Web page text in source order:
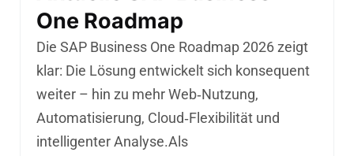
One Roadmap
Die SAP Business One Roadmap 2026 zeigt
klar: Die Lösung entwickelt sich konsequent
weiter – hin zu mehr Web‑Nutzung,
Automatisierung, Cloud‑Flexibilität und
intelligenter Analyse.Als